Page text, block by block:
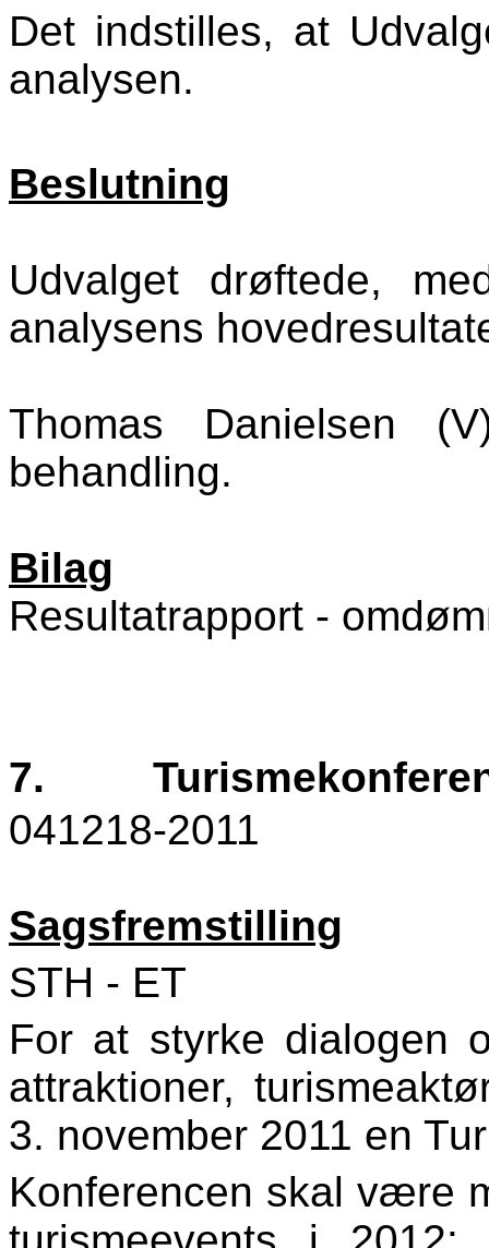
Det indstilles, at
analysen.
Beslutning
Udvalget drøftede,
analysens
Thomas Danielsen
behandling.
Bilag
Resultatrapport -
7.
041218-2011
Sagsfremstilling
STH - ET
For at styrke dialogen
attraktioner,
3. november 2011 en
Konferencen skal være